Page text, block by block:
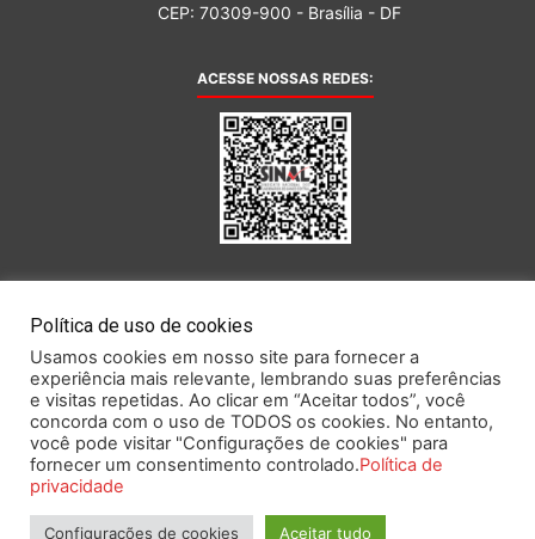
CEP: 70309-900 - Brasília - DF
ACESSE NOSSAS REDES:
Este portal obedece às prescrições da Lei Geral de Proteção de Dados.
Política de uso de cookies
Usamos cookies em nosso site para fornecer a
experiência mais relevante, lembrando suas preferências
e visitas repetidas. Ao clicar em “Aceitar todos”, você
concorda com o uso de TODOS os cookies. No entanto,
você pode visitar "Configurações de cookies" para
fornecer um consentimento controlado.Política de
privacidade
Configurações de cookies Aceitar tudo